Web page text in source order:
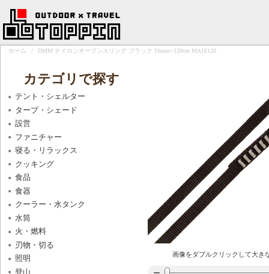
ホーム / DMM ナイロンオープンスリング ブラック 16mm×120cm MA16120
画像をダブルクリックして大き
カテゴリで探す
テント・シェルター
タープ・シェード
設営
ファニチャー
寝る・リラックス
クッキング
食品
食器
クーラー・水タンク
水筒
火・燃料
刃物・切る
照明
登山